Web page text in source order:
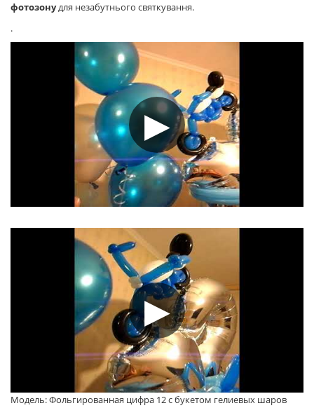
фотозонудля незабутнього святкування.
.
Модель: Фольгированная цифра 12 с букетом гелиевых шаров